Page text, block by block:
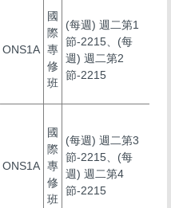
ONS1A
國
際
專
修
班
(每週) 週二第1
節-2215、(每
週) 週二第2
節-2215
ONS1A
國
際
專
修
班
(每週) 週二第3
節-2215、(每
週) 週二第4
節-2215